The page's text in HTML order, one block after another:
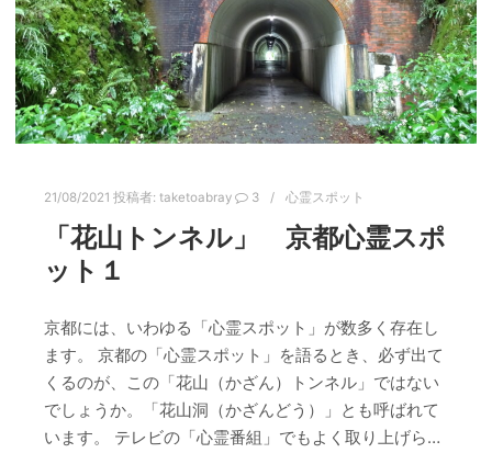
21/08/2021 投稿者: taketoabray 3 心霊スポット
「花山トンネル」 京都心霊スポ
ット１
京都には、いわゆる「心霊スポット」が数多く存在し
ます。 京都の「心霊スポット」を語るとき、必ず出て
くるのが、この「花山（かざん）トンネル」ではない
でしょうか。「花山洞（かざんどう）」とも呼ばれて
います。 テレビの「心霊番組」でもよく取り上げら…